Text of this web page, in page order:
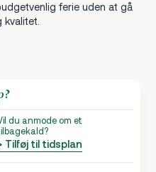
ferie uden at gå
du anmode om et
Tilføj til tidsplan